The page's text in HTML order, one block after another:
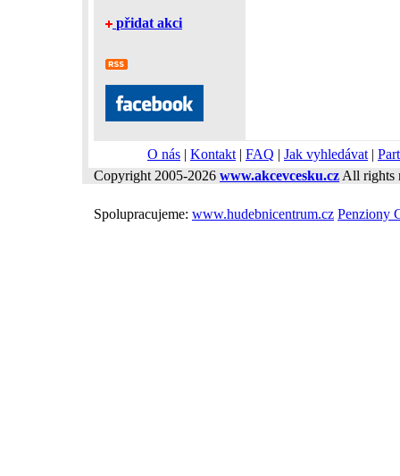
přidat akci
O nás | Kontakt | FAQ | Jak vyhledávat |
Copyright 2005-2026 www.akcevcesku.cz All rights
Spolupracujeme: www.hudebnicentrum.cz Penziony